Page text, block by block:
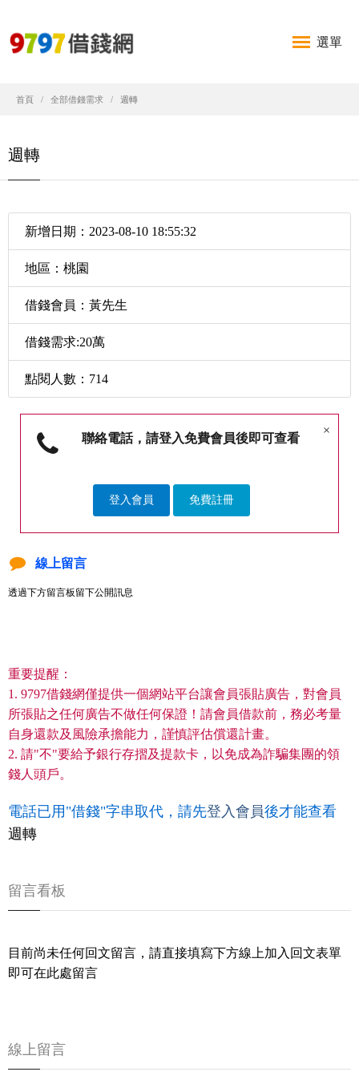
選單
首頁 全部借錢需求 週轉
週轉
新增日期：2023-08-10 18:55:32
地區：桃園
借錢會員：黃先生
借錢需求:20萬
點閱人數：714
×
聯絡電話，請登入免費會員後即可查看
登入會員 免費註冊
線上留言
透過下方留言板留下公開訊息
重要提醒：
1. 9797借錢網僅提供一個網站平台讓會員張貼廣告，對會員
所張貼之任何廣告不做任何保證！請會員借款前，務必考量
自身還款及風險承擔能力，謹慎評估償還計畫。
2. 請"不"要給予銀行存摺及提款卡，以免成為詐騙集團的領
錢人頭戶。
電話已用"借錢"字串取代，請先登入會員後才能查看
週轉
留言看板
目前尚未任何回文留言，請直接填寫下方線上加入回文表單
即可在此處留言
線上留言